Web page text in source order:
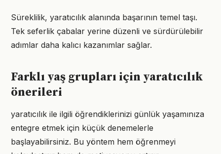
Süreklilik, yaratıcılık alanında başarının temel taşı.
Tek seferlik çabalar yerine düzenli ve sürdürülebilir
adımlar daha kalıcı kazanımlar sağlar.
Farklı yaş grupları için yaratıcılık
önerileri
yaratıcılık ile ilgili öğrendiklerinizi günlük yaşamınıza
entegre etmek için küçük denemelerle
başlayabilirsiniz. Bu yöntem hem öğrenmeyi